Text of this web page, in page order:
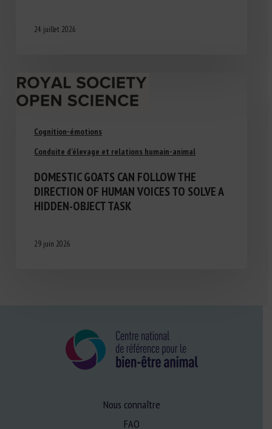
24 juillet 2026
Cognition-émotions
Conduite d'élevage et relations humain-animal
DOMESTIC GOATS CAN FOLLOW THE
DIRECTION OF HUMAN VOICES TO SOLVE A
HIDDEN-OBJECT TASK
29 juin 2026
Nous connaître
FAQ